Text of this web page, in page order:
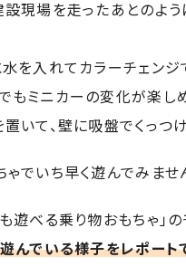
現場を走ったあとのよ
を入れてカラーチェンジ
ミニカーの変化が楽しめ
いて、壁に吸盤でくっつ
でいち早く遊んでみませ
遊べる乗り物おもちゃ」
んでいる様子をレポート